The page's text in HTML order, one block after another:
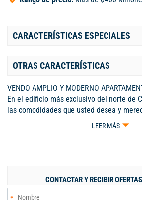
CARACTERÍSTICAS ESPECIALES
OTRAS CARACTERÍSTICAS
VENDO AMPLIO Y MODERNO
En el edificio más exclusivo del norte de
las comodidades que usted desea y
BBQ, gym, sauna, baño turco, salón
infantiles. Tres alcobas, todas con baño
tres parqueaderos en sótano y depósito,
GALEANO 300-4195033
LEER MÁS
CONTACTAR Y RECIBIR